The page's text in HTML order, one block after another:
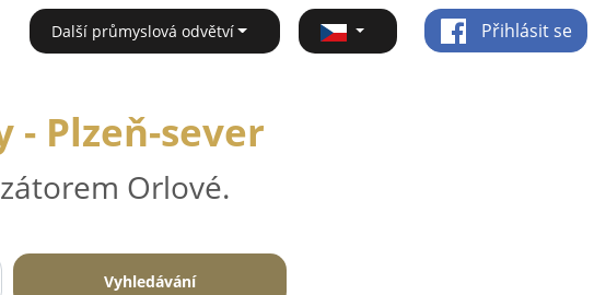
Další průmyslová odvětví Přihlásit se
- Plzeň-sever
Orlové.
Vyhledávání